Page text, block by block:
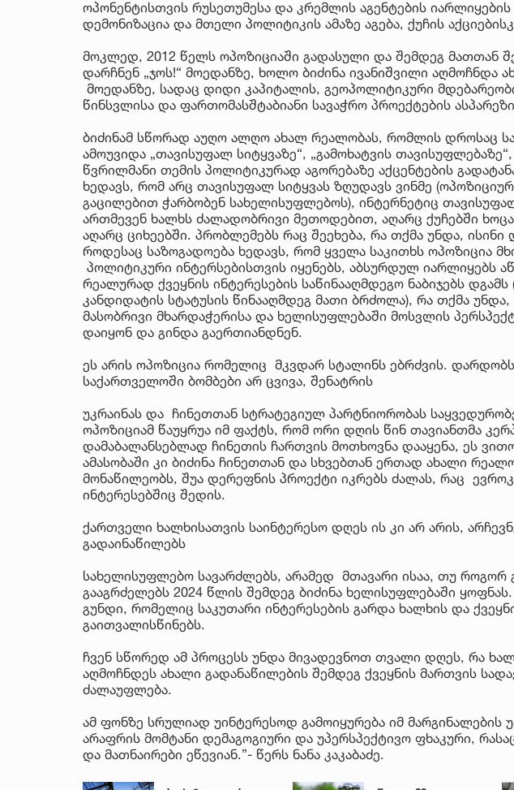
ოპონენტისთვის რუსეთუმესა და კრემლის აგენტების იარლიყების
დემონიზაცია და მთელი პოლიტიკის ამაზე აგება, ქუჩის
მოკლედ, 2012 წელს ოპოზიციაში გადასული და შემდეგ მათთან
დარჩნენ „ჯოს!“ მოედანზე, ხოლო ბიძინა ივანიშვილი აღმოჩნდა
მოედანზე, სადაც დიდი კაპიტალის, გეოპოლიტიკური
წინსვლისა და ფართომასშტაბიანი სავაჭრო პროექტების
ბიძინამ სწორად აუღო ალღო ახალ რეალობას, რომლის დროსაც
ამოუვიდა „თავისუფალ სიტყვაზე“, „გამოხატვის
წვრილმანი თემის პოლიტიკურად აგორებაზე აქცენტების
ხედავს, რომ არც თავისუფალ სიტყვას ზღუდავს ვინმე
გაცილებით ჭარბობენ სახელისუფლებოს), ინტერნეტიც
ართმევენ ხალხს ძალადობრივი მეთოდებით, აღარც ქუჩებში
აღარც ციხეებში. პრობლემებს რაც შეეხება, რა თქმა უნდა, ისინი
როდესაც საზოგადოება ხედავს, რომ ყველა საკითხს ოპოზიცია
პოლიტიკური ინტერსებისთვის იყენებს, აბსურდულ იარლიყებს
რეალურად ქვეყნის ინტერესების საწინააღმდეგო ნაბიჯებს
კანდიდატის სტატუსის წინააღმდეგ მათი ბრძოლა), რა თქმა
მასობრივი მხარდაჭერისა და ხელისუფლებაში მოსვლის
დაიყონ და გინდა გაერთიანდნენ.
ეს არის ოპოზიცია რომელიც მკვდარ სტალინს ებრძვის.
საქართველოში ბომბები არ ცვივა, შენატრის
უკრაინას და ჩინეთთან სტრატეგიულ პარტნიორობას
ოპოზიციამ წაუყრუა იმ ფაქტს, რომ ორი დღის წინ თავიანთმა
დამაბალანსებლად ჩინეთის ჩართვის მოთხოვნა დააყენა, ეს
ამასობაში კი ბიძინა ჩინეთთან და სხვებთან ერთად ახალი
მონაწილეობს, შუა დერეფნის პროექტი იკრებს ძალას, რაც
ინტერესებშიც შედის.
ქართველი ხალხისათვის საინტერესო დღეს ის კი არ არის,
გადაინაწილებს
სახელისუფლებო სავარძლებს, არამედ მთავარი ისაა, თუ
გააგრძელებს 2024 წლის შემდეგ ბიძინა ხელისუფლებაში ყოფნას.
გუნდი, რომელიც საკუთარი ინტერესების გარდა ხალხის და
გაითვალისწინებს.
ჩვენ სწორედ ამ პროცესს უნდა მივადევნოთ თვალი დღეს, რა
აღმოჩნდეს ახალი გადანაწილების შემდეგ ქვეყნის მართვის
ძალაუფლება.
ამ ფონზე სრულიად უინტერესოდ გამოიყურება იმ მარგინალების
არაფრის მომტანი დემაგოგიური და უპერსპექტივო ფხაკური,
და მათნაირები ეწევიან.”- წერს ნანა კაკაბაძე.